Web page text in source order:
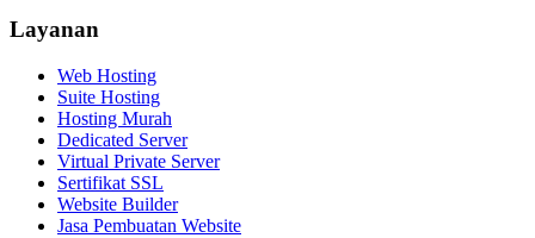
Layanan
Web Hosting
Suite Hosting
Hosting Murah
Dedicated Server
Virtual Private Server
Sertifikat SSL
Website Builder
Jasa Pembuatan Website